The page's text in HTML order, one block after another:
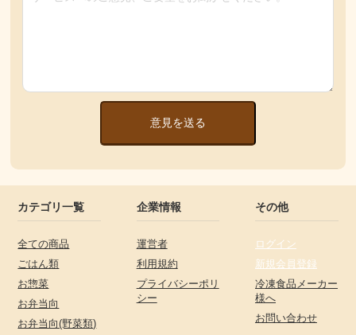
意見を送る
カテゴリ一覧
全ての商品
ごはん類
お惣菜
お弁当向
お弁当向(野菜類)
企業情報
運営者
利用規約
プライバシーポリ
シー
その他
ログイン
新規会員登録
冷凍食品メーカー
様へ
お問い合わせ